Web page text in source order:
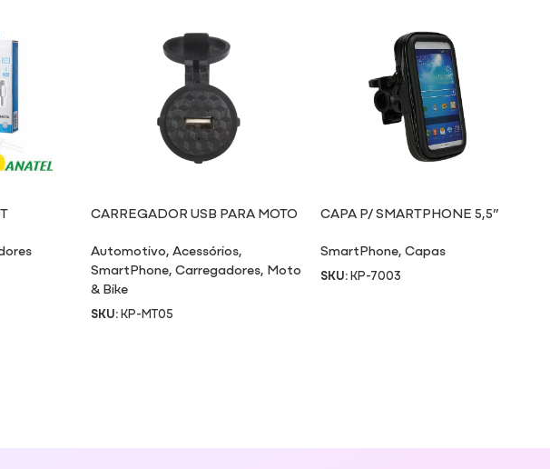
CARREGADOR USB PARA MOTO
Automotivo, Acessórios,
SmartPhone, Carregadores, Moto
& Bike
SKU:KP-MT05
CAPA P/ SMARTPHONE 5,5”
SmartPhone,Capas
SKU:KP-7003